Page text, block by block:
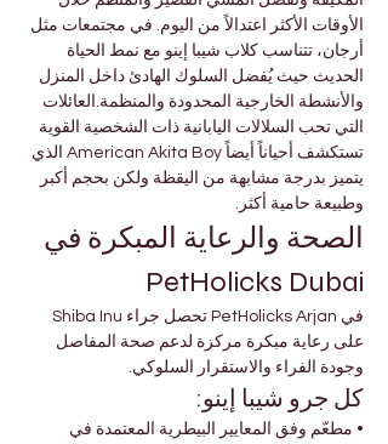
الأوقات الأكثر اعتدالاً من اليوم. في مجتمعات مثل
أرجان، تتناسب كلاب شيبا إينو مع نمط الحياة
الحديث حيث يُفضل السلوك الهادئ داخل المنزل
والأنشطة الخارجية المحدودة والمنظمة.العائلات
التي تحب السلالات اليابانية ذات الشخصية القوية
تستكشف أحياناً أيضاً American Akita Boy الذي
يتميز بدرجة مشابهة من اليقظة ولكن بحجم أكبر
وطبيعة حامية أكثر.
الصحة والرعاية المبكرة في
PetHolicks Dubai
على رعاية مبكرة مركزة لدعم صحة المفاصل
وجودة الفراء والاستقرار السلوكي.
كل جرو شيبا إينو:
• مطعّم وفق المعايير البيطرية المعتمدة في